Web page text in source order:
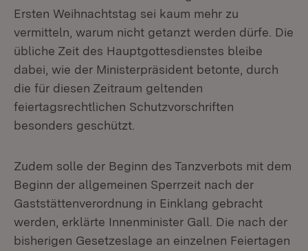
Ersten Weihnachtstag sei kaum mehr zu
vermitteln, warum nicht getanzt werden dürfe. Die
übliche Zeit des Hauptgottesdienstes bleibe
dabei, wie der Ministerpräsident betonte, durch
die für diesen Zeitraum geltenden
feiertagsrechtlichen Schutzvorschriften
besonders geschützt.
Zudem solle der Beginn des Tanzverbots mit dem
Beginn der allgemeinen Sperrzeit nach der
Gaststättenverordnung in Einklang gebracht
werden, erklärte Innenminister Gall. Die nach der
bisherigen Gesetzeslage an einzelnen Feiertagen